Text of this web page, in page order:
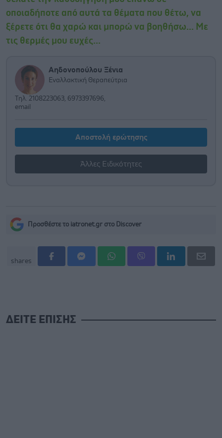
οποιαδήποτε από αυτά τα θέματα που θέτω, να
ξέρετε ότι θα χαρώ και μπορώ να βοηθήσω... Με
τις θερμές μου ευχές...
Αηδονοπούλου Ξένια
Εναλλακτική Θεραπεύτρια
Τηλ. 2108223063, 6973397696,
email
Αποστολή ερώτησης
Άλλες Ειδικότητες
Προσθέστε το iatronet.gr στο Discover
shares
ΔΕΙΤΕ ΕΠΙΣΗΣ